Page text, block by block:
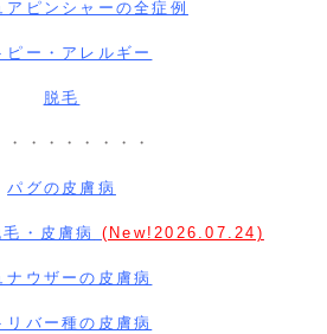
アピンシャーの全症例
ピー・アレルギー
脱毛
・・・・・・・・
パグの皮膚病
・皮膚病 ( New!2026.07.24)
ナウザーの皮膚病
リバー種の皮膚病